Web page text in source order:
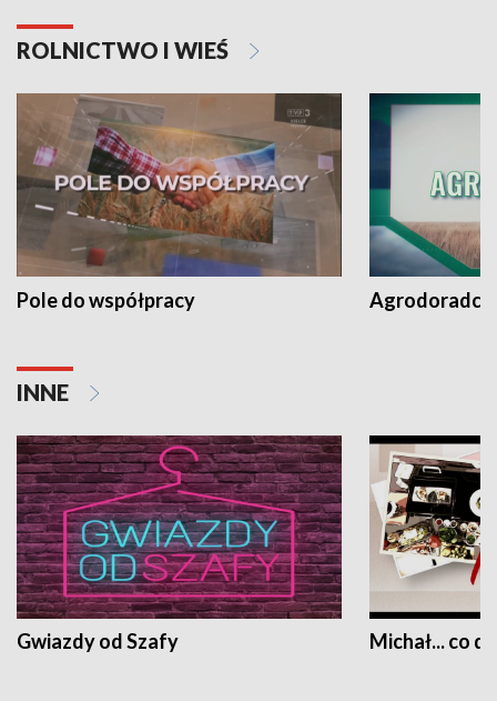
ROLNICTWO I WIEŚ
Pole do współpracy Agrodoradcy
INNE
Gwiazdy od Szafy Michał... co